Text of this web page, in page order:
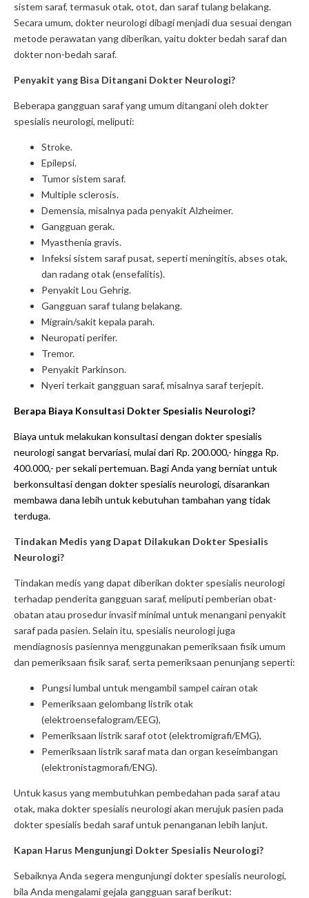
sistem saraf, termasuk otak, otot, dan saraf tulang belakang.
Secara umum, dokter neurologi dibagi menjadi dua sesuai dengan
metode perawatan yang diberikan, yaitu dokter bedah saraf dan
dokter non-bedah saraf.
Penyakit yang Bisa Ditangani Dokter Neurologi?
Beberapa gangguan saraf yang umum ditangani oleh dokter
spesialis neurologi, meliputi:
Stroke.
Epilepsi.
Tumor sistem saraf.
Multiple sclerosis.
Demensia, misalnya pada penyakit Alzheimer.
Gangguan gerak.
Myasthenia gravis.
Infeksi sistem saraf pusat, seperti meningitis, abses otak,
dan radang otak (ensefalitis).
Penyakit Lou Gehrig.
Gangguan saraf tulang belakang.
Migrain/sakit kepala parah.
Neuropati perifer.
Tremor.
Penyakit Parkinson.
Nyeri terkait gangguan saraf, misalnya saraf terjepit.
Berapa Biaya Konsultasi Dokter Spesialis Neurologi?
Biaya untuk melakukan konsultasi dengan dokter spesialis
neurologi sangat bervariasi, mulai dari Rp. 200.000,- hingga Rp.
400.000,- per sekali pertemuan. Bagi Anda yang berniat untuk
berkonsultasi dengan dokter spesialis neurologi, disarankan
membawa dana lebih untuk kebutuhan tambahan yang tidak
terduga.
Tindakan Medis yang Dapat Dilakukan Dokter Spesialis
Neurologi?
Tindakan medis yang dapat diberikan dokter spesialis neurologi
terhadap penderita gangguan saraf, meliputi pemberian obat-
obatan atau prosedur invasif minimal untuk menangani penyakit
saraf pada pasien. Selain itu, spesialis neurologi juga
mendiagnosis pasiennya menggunakan pemeriksaan fisik umum
dan pemeriksaan fisik saraf, serta pemeriksaan penunjang seperti:
Pungsi lumbal untuk mengambil sampel cairan otak
Pemeriksaan gelombang listrik otak
(elektroensefalogram/EEG),
Pemeriksaan listrik saraf otot (elektromigrafi/EMG),
Pemeriksaan listrik saraf mata dan organ keseimbangan
(elektronistagmorafi/ENG).
Untuk kasus yang membutuhkan pembedahan pada saraf atau
otak, maka dokter spesialis neurologi akan merujuk pasien pada
dokter spesialis bedah saraf untuk penanganan lebih lanjut.
Kapan Harus Mengunjungi Dokter Spesialis Neurologi?
Sebaiknya Anda segera mengunjungi dokter spesialis neurologi,
bila Anda mengalami gejala gangguan saraf berikut: